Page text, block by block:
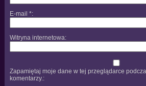
E-mail *
Witryna internetowa
Zapamiętaj moje dane w tej przeglądarce
komentarzy.